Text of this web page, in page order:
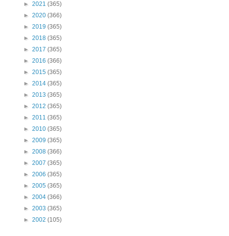
► 2021 (365)
► 2020 (366)
► 2019 (365)
► 2018 (365)
► 2017 (365)
► 2016 (366)
► 2015 (365)
► 2014 (365)
► 2013 (365)
► 2012 (365)
► 2011 (365)
► 2010 (365)
► 2009 (365)
► 2008 (366)
► 2007 (365)
► 2006 (365)
► 2005 (365)
► 2004 (366)
► 2003 (365)
► 2002 (105)